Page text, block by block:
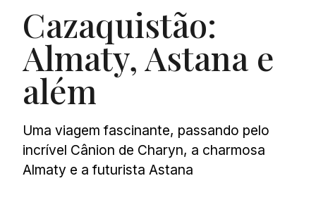
Cazaquistão:
Almaty, Astana e
além
Uma viagem fascinante, passando pelo
incrível Cânion de Charyn, a charmosa
Almaty e a futurista Astana